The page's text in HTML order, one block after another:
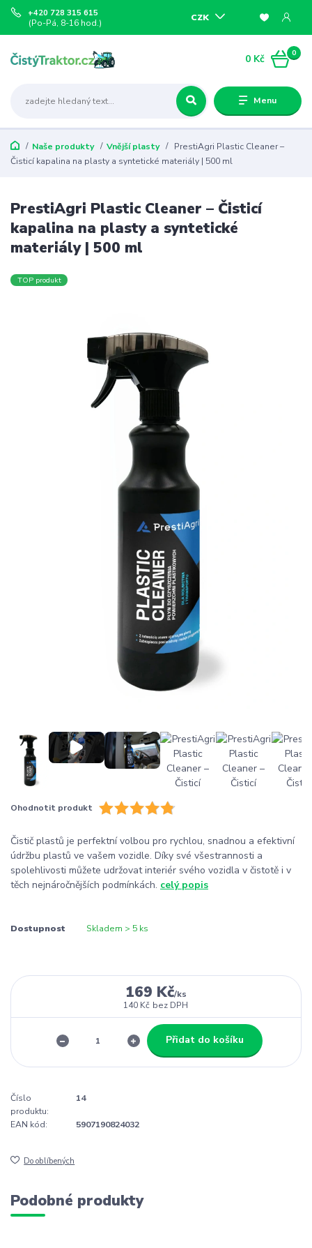
Menu
CZK
+420 728 315 615
(Po-Pá, 8-16 hod.)
0
0 Kč
Naše produkty Vnější plasty
PrestiAgri Plastic Cleaner –
Čisticí kapalina na plasty a syntetické materiály | 500 ml
PrestiAgri Plastic Cleaner – Čisticí
kapalina na plasty a syntetické
materiály | 500 ml
TOP produkt
Ohodnotit produkt
Čistič plastů je perfektní volbou pro rychlou, snadnou a efektivní
údržbu plastů ve vašem vozidle. Díky své všestrannosti a
spolehlivosti můžete udržovat interiér svého vozidla v čistotě i v
těch nejnáročnějších podmínkách. celý popis
Dostupnost Skladem > 5 ks
169 Kč/ks
140 Kč bez DPH
Přidat do košíku
Číslo
produktu:
14
EAN kód: 5907190824032
Do oblíbených
Podobné produkty